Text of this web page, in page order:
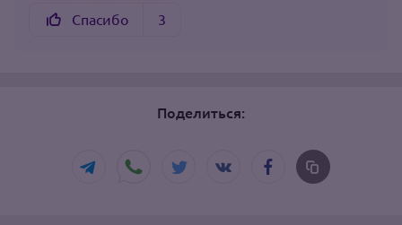
Спасибо 3
Поделиться: